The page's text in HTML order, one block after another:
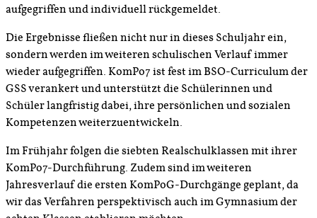
aufgegriffen und individuell rückgemeldet.
Die Ergebnisse fließen nicht nur in dieses Schuljahr ein,
sondern werden im weiteren schulischen Verlauf immer
wieder aufgegriffen. KomPo7 ist fest im BSO-Curriculum der
GSS verankert und unterstützt die Schülerinnen und
Schüler langfristig dabei, ihre persönlichen und sozialen
Kompetenzen weiterzuentwickeln.
Im Frühjahr folgen die siebten Realschulklassen mit ihrer
KomPo7-Durchführung. Zudem sind im weiteren
Jahresverlauf die ersten KomPoG-Durchgänge geplant, da
wir das Verfahren perspektivisch auch im Gymnasium der